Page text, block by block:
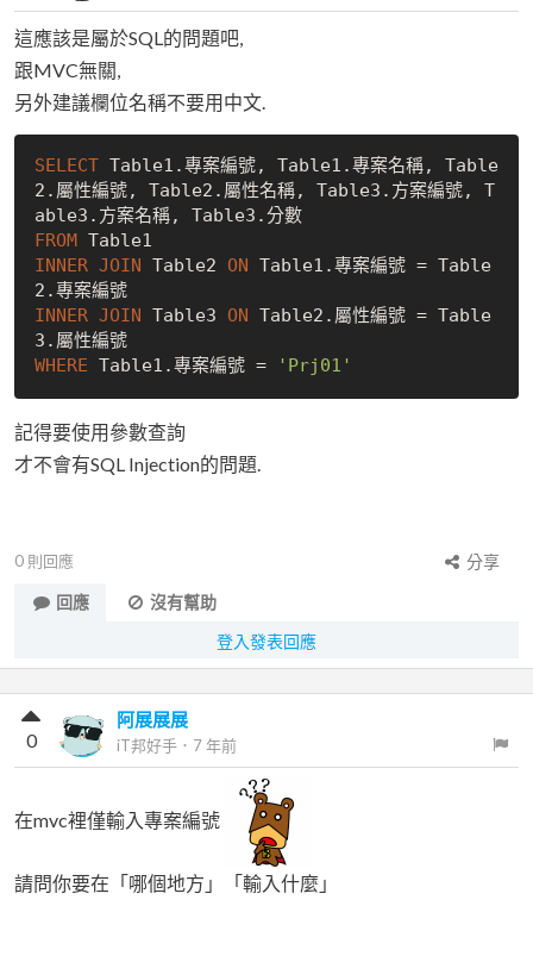
這應該是屬於SQL的問題吧,
跟MVC無關,
另外建議欄位名稱不要用中文.
SELECT Table1.專案編號, Table1.專案名稱, Table
2.屬性編號, Table2.屬性名稱, Table3.方案編號, T
able3.方案名稱, Table3.分數
FROM
INNER JOIN Table2 ON Table1.專案編號 = Table
2.專案編號
INNER JOIN Table3 ON Table2.屬性編號 = Table
3.屬性編號
WHERE Table1.專案編號 = 'Prj01'
記得要使用參數查詢
才不會有SQL Injection的問題.
0 則回應
分享
回應
沒有幫助
登入發表回應
阿展展展
iT邦好手 ． 7 年前
0
在mvc裡僅輸入專案編號
請問你要在「哪個地方」「輸入什麼」